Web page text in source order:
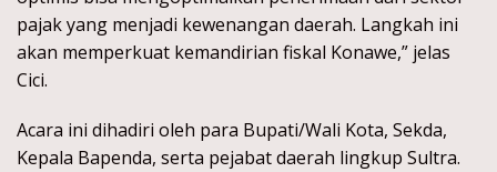
pajak yang menjadi kewenangan daerah. Langkah ini
akan memperkuat kemandirian fiskal Konawe,” jelas
Cici.
Acara ini dihadiri oleh para Bupati/Wali Kota, Sekda,
Kepala Bapenda, serta pejabat daerah lingkup Sultra.